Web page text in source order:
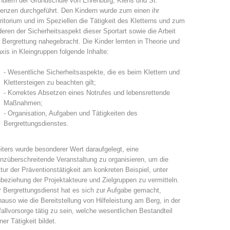
Jahresberichte
Ausbildung
Prävention PEER
durchgeführt. Den Kindern wurde zum einen ihr
und im Speziellen die Tätigkeit des Kletterns und zum
der Sicherheitsaspekt dieser Sportart sowie die Arbeit
Bergrettung nahegebracht. Die Kinder lernten in Theorie und
in Kleingruppen folgende Inhalte:
- Wesentliche Sicherheitsaspekte, die es beim Klettern und
Klettersteigen zu beachten gilt;
- Korrektes Absetzen eines Notrufes und lebensrettende
Maßnahmen;
- Organisation, Aufgaben und Tätigkeiten des
Bergrettungsdienstes.
wurde besonderer Wert daraufgelegt, eine
Veranstaltung zu organisieren, um die
der Präventionstätigkeit am konkreten Beispiel, unter
der Projektakteure und Zielgruppen zu vermitteln.
Bergrettungsdienst hat es sich zur Aufgabe gemacht,
wie die Bereitstellung von Hilfeleistung am Berg, in der
tätig zu sein, welche wesentlichen Bestandteil
Tätigkeit bildet.